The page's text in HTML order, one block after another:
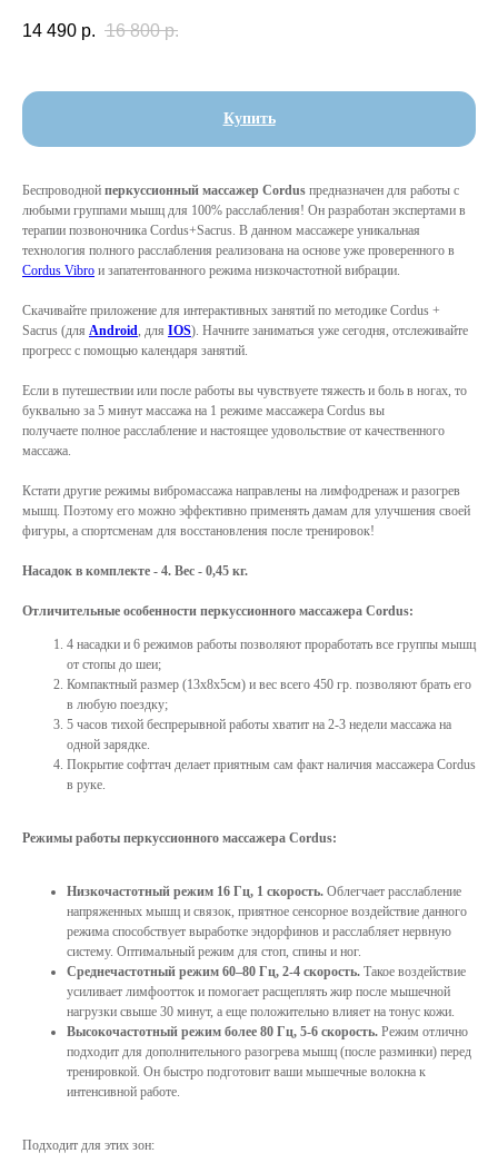
14 490 р. 16 800 р.
Купить
Беспроводной перкуссионный массажер Cordus предназначен для работы с
любыми группами мышц для 100% расслабления! Он разработан экспертами в
терапии позвоночника Cordus+Sacrus. В данном массажере уникальная
технология полного расслабления реализована на основе уже проверенного в
Cordus Vibro и запатентованного режима низкочастотной вибрации.
Скачивайте приложение для интерактивных занятий по методике Cordus +
Sacrus (для Android, для IOS). Начните заниматься уже сегодня, отслеживайте
прогресс с помощью календаря занятий.
Если в путешествии или после работы вы чувствуете тяжесть и боль в ногах, то
буквально за 5 минут массажа на 1 режиме массажера Cordus вы
получаете полное расслабление и настоящее удовольствие от качественного
массажа.
Кстати другие режимы вибромассажа направлены на лимфодренаж и разогрев
мышц. Поэтому его можно эффективно применять дамам для улучшения своей
фигуры, а спортсменам для восстановления после тренировок!
Насадок в комплекте - 4. Вес - 0,45 кг.
Отличительные особенности перкуссионного массажера Cordus:
4 насадки и 6 режимов работы позволяют проработать все группы мышц
от стопы до шеи;
Компактный размер (13х8х5см) и вес всего 450 гр. позволяют брать его
в любую поездку;
5 часов тихой беспрерывной работы хватит на 2-3 недели массажа на
одной зарядке.
Покрытие софттач делает приятным сам факт наличия массажера Cordus
в руке.
Режимы работы перкуссионного массажера Cordus:
Низкочастотный режим 16 Гц, 1 скорость. Облегчает расслабление
напряженных мышц и связок, приятное сенсорное воздействие данного
режима способствует выработке эндорфинов и расслабляет нервную
систему. Оптимальный режим для стоп, спины и ног.
Среднечастотный режим 60–80 Гц, 2-4 скорость. Такое воздействие
усиливает лимфоотток и помогает расщеплять жир после мышечной
нагрузки свыше 30 минут, а еще положительно влияет на тонус кожи.
Высокочастотный режим более 80 Гц, 5-6 скорость. Режим отлично
подходит для дополнительного разогрева мышц (после разминки) перед
тренировкой. Он быстро подготовит ваши мышечные волокна к
интенсивной работе.
Подходит для этих зон:
Команда Методика и статьи
Контакты Партнеры
Возврат и доставка
Публичная оферта
Видеоинструкции